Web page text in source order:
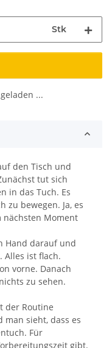
Stk
...
den Tisch und
tut sich
in das Tuch. Es
zu bewegen. Ja, es
Moment
Hand darauf und
Alles ist flach.
vorne. Danach
zu sehen.
der Routine
sieht, dass es
Für
gibt.